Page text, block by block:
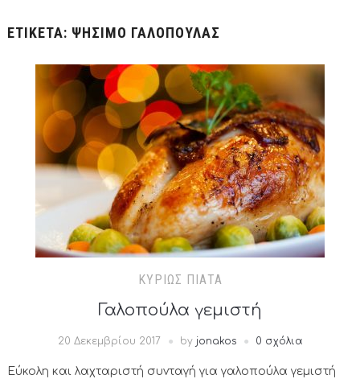
ΕΤΙΚΈΤΑ: ΨΉΣΙΜΟ ΓΑΛΟΠΟΎΛΑΣ
ΚΥΡΊΩΣ ΠΙΆΤΑ
Γαλοπούλα γεμιστή
20 Δεκεμβρίου 2017 by jonakos 0 σχόλια
Εύκολη και λαχταριστή συνταγή για γαλοπούλα γεμιστή